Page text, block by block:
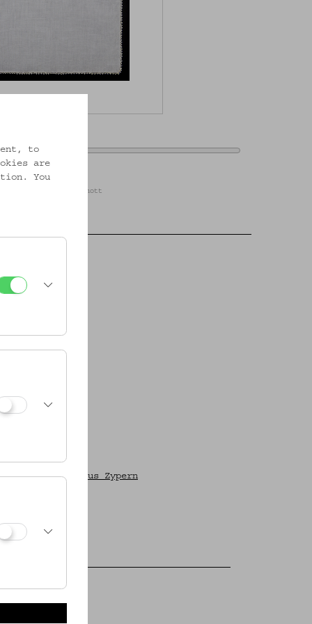
Wien / Foto: Christa Knott
Objekte aus Zypern
to
are
You